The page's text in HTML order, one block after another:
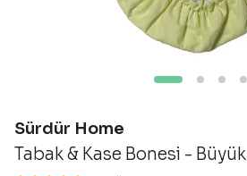
Sürdür Home
Tabak & Kase Bonesi - Büyük